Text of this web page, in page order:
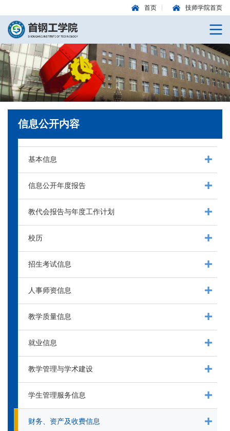
首页 技师学院首页
信息公开内容
基本信息
信息公开年度报告
教代会报告与年度工作计划
校历
招生考试信息
人事师资信息
教学质量信息
就业信息
教学管理与学术建设
学生管理服务信息
财务、资产及收费信息